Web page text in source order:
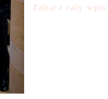
Zobacz cały wpis